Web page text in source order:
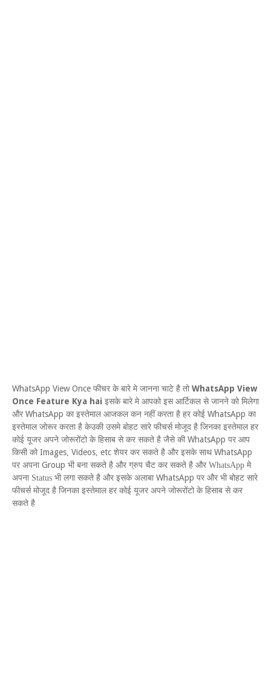
WhatsApp View Once फीचर के बारे मे जानना चाटे है तो WhatsApp View
Once Feature Kya hai इसके बारे मे आपको इस आर्टिकल से जानने को मिलेगा
और WhatsApp का इस्तेमाल आजकल कन नहीं करता है हर कोई WhatsApp का
इस्तेमाल जोरूर करता है केउकी उसमे बोहट सारे फीचर्स मोजूद है जिनका इस्तेमाल हर
कोई यूजर अपने जोरूरोंटो के हिसाब से कर सकते है जैसे की WhatsApp पर आप
किसी को Images, Videos, etc शेयर कर सकते है और इसके साथ WhatsApp
पर अपना Group भी बना सकते है और ग्रुप चैट कर सकते है और WhatsApp मे
अपना Status भी लगा सकते है और इसके अलाबा WhatsApp पर और भी बोहट सारे
फीचर्स मोजूद है जिनका इस्तेमाल हर कोई यूजर अपने जोरूरोंटो के हिसाब से कर
सकते है